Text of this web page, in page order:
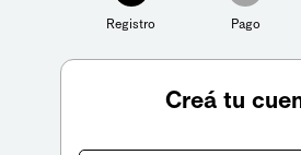
Registro Pago
Creá tu